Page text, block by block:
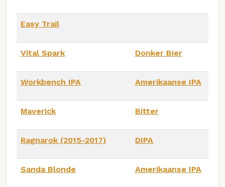
Easy Trail
Vital Spark Donker Bier
Workbench IPA Amerikaanse IPA
Maverick Bitter
Ragnarok (2015-2017) DIPA
Sanda Blonde Amerikaanse IPA